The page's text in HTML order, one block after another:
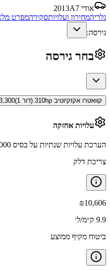
אודי A7
2013
גלריהמחירון ועלויותסקירהמפרט
גירסה:
בחר גירסה
קוואטרו אקזקיוטיב 310hp (דור 1)
עלויות אחזקה
הערכת עלויות שנתיות על בסיס 15,000 ק״מ בשנה
צריכת דלק
₪10,606
9.9 ק״מ/ל׳
ביטוח מקיף ממוצע